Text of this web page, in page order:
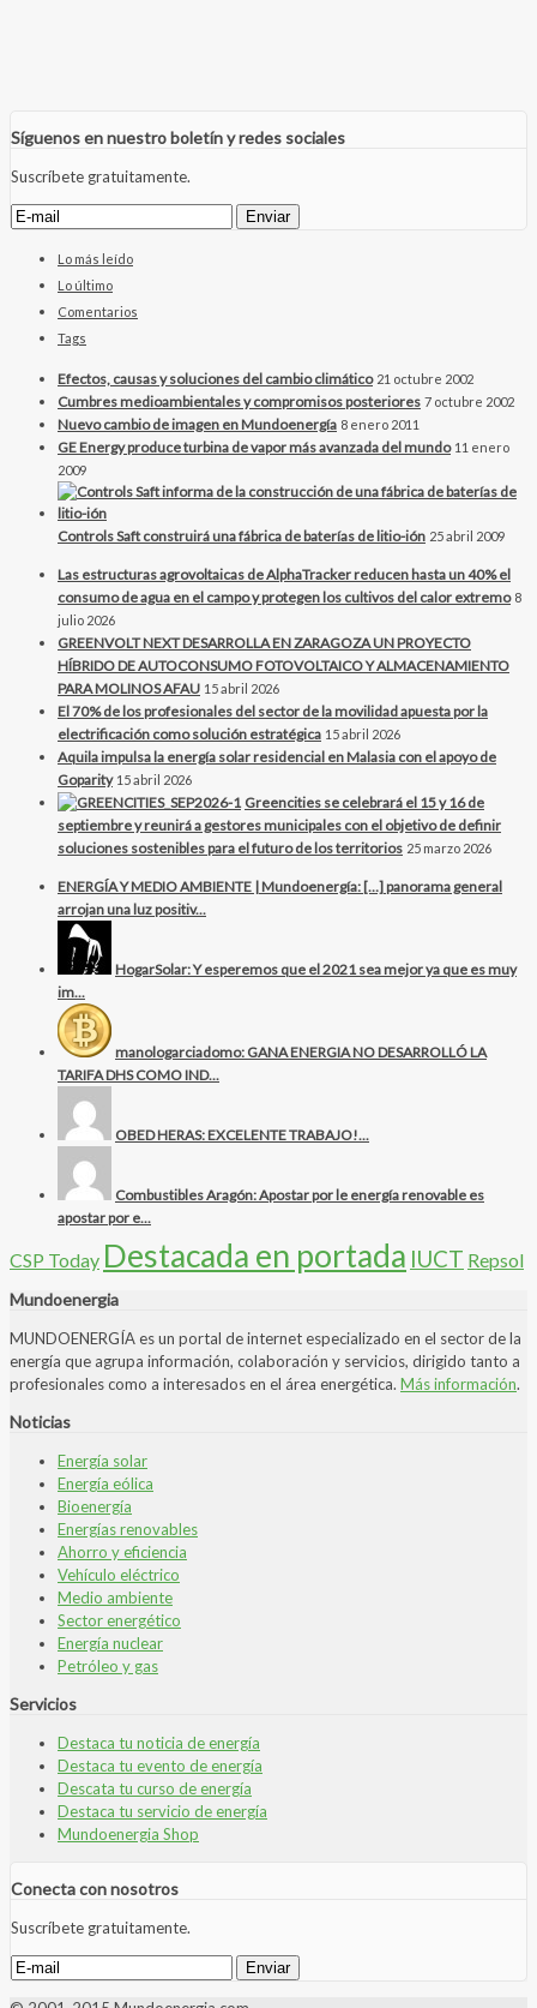
Síguenos en nuestro boletín y redes sociales
Suscríbete gratuitamente.
Lo más leído
Lo último
Comentarios
Tags
Efectos, causas y soluciones del cambio climático 21 octubre 2002
Cumbres medioambientales y compromisos posteriores 7 octubre 2002
Nuevo cambio de imagen en Mundoenergía 8 enero 2011
GE Energy produce turbina de vapor más avanzada del mundo 11 enero
2009
Controls Saft construirá una fábrica de baterías de litio-ión 25 abril 2009
Las estructuras agrovoltaicas de AlphaTracker reducen hasta un 40% el
consumo de agua en el campo y protegen los cultivos del calor extremo 8
julio 2026
GREENVOLT NEXT DESARROLLA EN ZARAGOZA UN PROYECTO
HÍBRIDO DE AUTOCONSUMO FOTOVOLTAICO Y ALMACENAMIENTO
PARA MOLINOS AFAU 15 abril 2026
El 70% de los profesionales del sector de la movilidad apuesta por la
electrificación como solución estratégica 15 abril 2026
Aquila impulsa la energía solar residencial en Malasia con el apoyo de
Goparity 15 abril 2026
Greencities se celebrará el 15 y 16 de
septiembre y reunirá a gestores municipales con el objetivo de definir
soluciones sostenibles para el futuro de los territorios 25 marzo 2026
ENERGÍA Y MEDIO AMBIENTE | Mundoenergía: […] panorama general
arrojan una luz positiv...
HogarSolar: Y esperemos que el 2021 sea mejor ya que es muy
im...
manologarciadomo: GANA ENERGIA NO DESARROLLÓ LA
TARIFA DHS COMO IND...
OBED HERAS: EXCELENTE TRABAJO!...
Combustibles Aragón: Apostar por le energía renovable es
apostar por e...
CSP Today Destacada en portada IUCT Repsol
Mundoenergia
MUNDOENERGÍA es un portal de internet especializado en el sector de la
energía que agrupa información, colaboración y servicios, dirigido tanto a
profesionales como a interesados en el área energética. Más información.
Noticias
Energía solar
Energía eólica
Bioenergía
Energías renovables
Ahorro y eficiencia
Vehículo eléctrico
Medio ambiente
Sector energético
Energía nuclear
Petróleo y gas
Servicios
Destaca tu noticia de energía
Destaca tu evento de energía
Descata tu curso de energía
Destaca tu servicio de energía
Mundoenergia Shop
Conecta con nosotros
Suscríbete gratuitamente.